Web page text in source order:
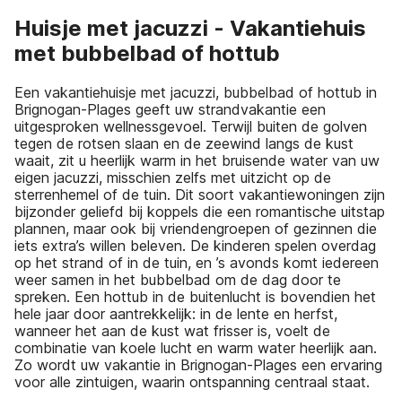
Huisje met jacuzzi - Vakantiehuis
met bubbelbad of hottub
Een vakantiehuisje met jacuzzi, bubbelbad of hottub in
Brignogan-Plages geeft uw strandvakantie een
uitgesproken wellnessgevoel. Terwijl buiten de golven
tegen de rotsen slaan en de zeewind langs de kust
waait, zit u heerlijk warm in het bruisende water van uw
eigen jacuzzi, misschien zelfs met uitzicht op de
sterrenhemel of de tuin. Dit soort vakantiewoningen zijn
bijzonder geliefd bij koppels die een romantische uitstap
plannen, maar ook bij vriendengroepen of gezinnen die
iets extra’s willen beleven. De kinderen spelen overdag
op het strand of in de tuin, en ’s avonds komt iedereen
weer samen in het bubbelbad om de dag door te
spreken. Een hottub in de buitenlucht is bovendien het
hele jaar door aantrekkelijk: in de lente en herfst,
wanneer het aan de kust wat frisser is, voelt de
combinatie van koele lucht en warm water heerlijk aan.
Zo wordt uw vakantie in Brignogan-Plages een ervaring
voor alle zintuigen, waarin ontspanning centraal staat.